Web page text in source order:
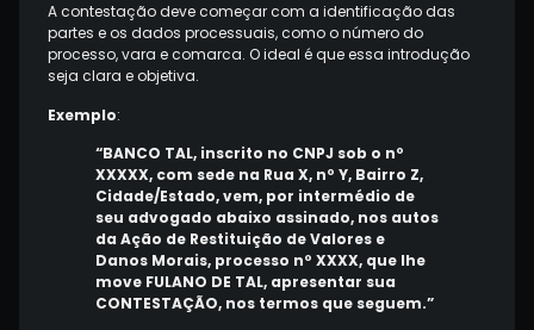
A contestação deve começar com a identificação das
partes e os dados processuais, como o número do
processo, vara e comarca. O ideal é que essa introdução
seja clara e objetiva.
Exemplo:
“BANCO TAL, inscrito no CNPJ sob o nº
XXXXX, com sede na Rua X, nº Y, Bairro Z,
Cidade/Estado, vem, por intermédio de
seu advogado abaixo assinado, nos autos
da Ação de Restituição de Valores e
Danos Morais, processo nº XXXX, que lhe
move FULANO DE TAL, apresentar sua
CONTESTAÇÃO, nos termos que seguem.”